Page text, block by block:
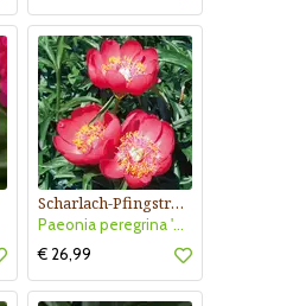
Scharlach-Pfingstrose
Paeonia peregrina 'Otto Fröbel'
€ 26,99